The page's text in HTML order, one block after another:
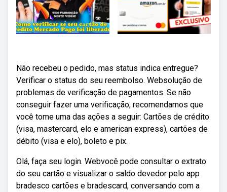
Não recebeu o pedido, mas status indica entregue?
Verificar o status do seu reembolso. Websolução de
problemas de verificação de pagamentos. Se não
conseguir fazer uma verificação, recomendamos que
você tome uma das ações a seguir: Cartões de crédito
(visa, mastercard, elo e american express), cartões de
débito (visa e elo), boleto e pix.
Olá, faça seu login. Webvocê pode consultar o extrato
do seu cartão e visualizar o saldo devedor pelo app
bradesco cartões e bradescard, conversando com a